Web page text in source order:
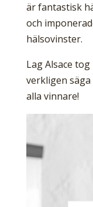
är fantastisk
och
hälsovinster.
Lag Alsace
verkligen
alla vinnare!